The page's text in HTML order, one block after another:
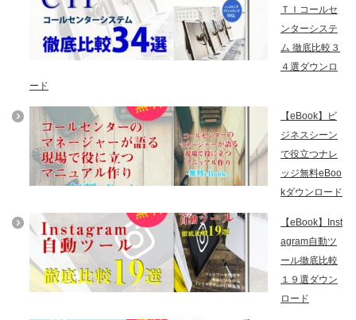
ＴＩコールセ
ンターシステ
ム 徹底比較３
４選ダウンロ
ード
【eBook】ビ
ジネスシーン
で役立つナレ
ッジ無料eBoo
kダウンロード
【eBook】Inst
agram自動ツ
ール徹底比較
１９選ダウン
ロード